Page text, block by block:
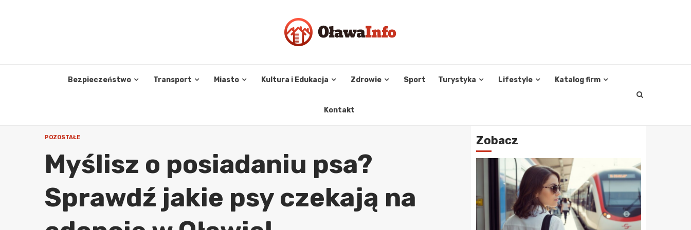
Bezpieczeństwo Transport Miasto Kultura i Edukacja Zdrowie Sport Turystyka Lifestyle Katalog firm
Kontakt
POZOSTAŁE
Myślisz o posiadaniu psa?
Sprawdź jakie psy czekają na
Zobacz